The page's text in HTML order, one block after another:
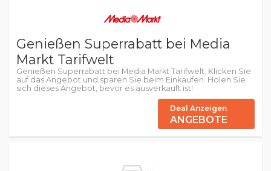
Genießen Superrabatt bei Media
Markt Tarifwelt
Genießen Superrabatt bei Media Markt Tarifwelt. Klicken Sie
auf das Angebot und sparen Sie beim Einkaufen. Holen Sie
sich dieses Angebot, bevor es ausverkauft ist!
Deal Anzeigen
ANGEBOTE